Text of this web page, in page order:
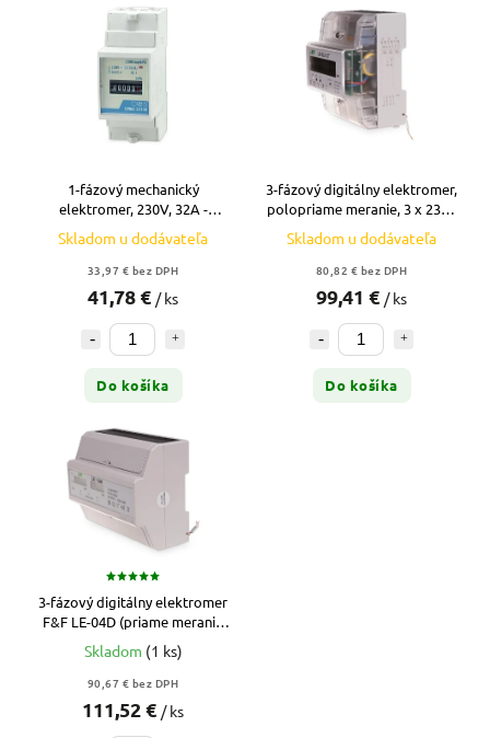
1-fázový mechanický
elektromer, 230V, 32A -
CONTAX 3221 S0
Skladom u dodávateľa
33,97 € bez DPH
41,78 € / ks
Do košíka
3-fázový digitálny elektromer,
polopriame meranie, 3 x 230 /
400 V, X/5 A
Skladom u dodávateľa
80,82 € bez DPH
99,41 € / ks
Do košíka
3-fázový digitálny elektromer
F&F LE-04D (priame meranie
do 100 A)
Skladom (1 ks)
90,67 € bez DPH
111,52 € / ks